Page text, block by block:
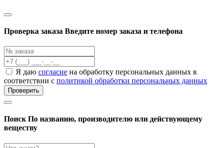
Проверка заказа Введите номер заказа и телефона
Я даю согласие на обработку персональных данных в
соответствии с политикой обработки персональных данных
Проверить
ПоискПо названию, производителю или действующему
веществу